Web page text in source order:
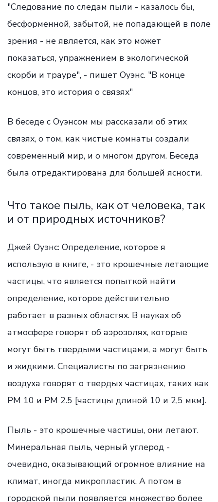
"Следование по следам пыли - казалось бы,
бесформенной, забытой, не попадающей в поле
зрения - не является, как это может
показаться, упражнением в экологической
скорби и трауре", - пишет Оуэнс. "В конце
концов, это история о связях"
В беседе с Оуэнсом мы рассказали об этих
связях, о том, как чистые комнаты создали
современный мир, и о многом другом. Беседа
была отредактирована для большей ясности.
Что такое пыль, как от человека, так
и от природных источников?
Джей Оуэнс: Определение, которое я
использую в книге, - это крошечные летающие
частицы, что является попыткой найти
определение, которое действительно
работает в разных областях. В науках об
атмосфере говорят об аэрозолях, которые
могут быть твердыми частицами, а могут быть
и жидкими. Специалисты по загрязнению
воздуха говорят о твердых частицах, таких как
PM 10 и PM 2.5 [частицы длиной 10 и 2,5 мкм].
Пыль - это крошечные частицы, они летают.
Минеральная пыль, черный углерод -
очевидно, оказывающий огромное влияние на
климат, иногда микропластик. А потом в
городской пыли появляется множество более